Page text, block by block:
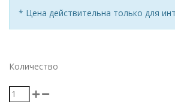
* Цена действительна только для
Количество